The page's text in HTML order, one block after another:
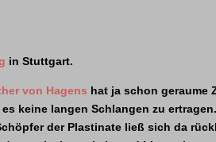
in Stuttgart.
von Hagens hat ja schon geraume
keine langen Schlangen zu
der Plastinate ließ sich da